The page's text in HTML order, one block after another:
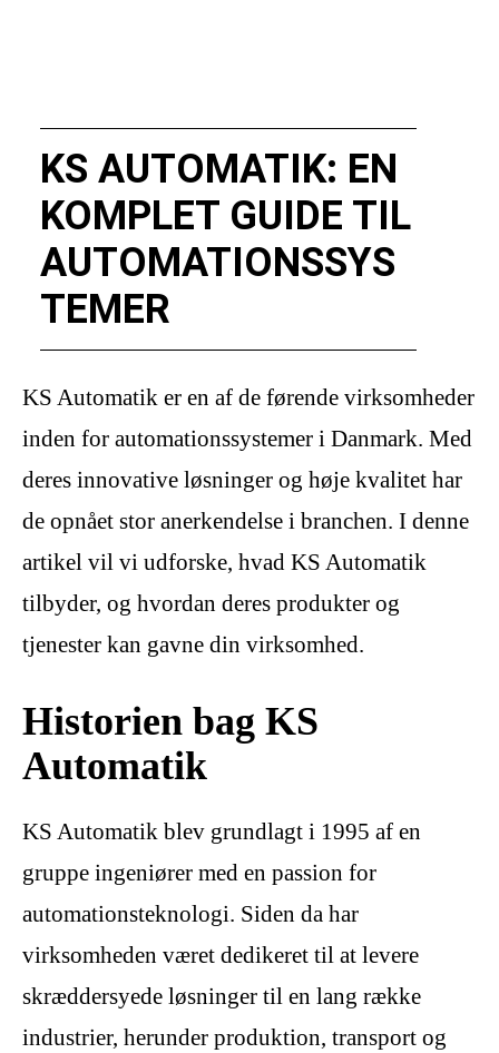
KS AUTOMATIK: EN
KOMPLET GUIDE TIL
AUTOMATIONSSYS
TEMER
KS Automatik er en af de førende virksomheder
inden for automationssystemer i Danmark. Med
deres innovative løsninger og høje kvalitet har
de opnået stor anerkendelse i branchen. I denne
artikel vil vi udforske, hvad KS Automatik
tilbyder, og hvordan deres produkter og
tjenester kan gavne din virksomhed.
Historien bag KS
Automatik
KS Automatik blev grundlagt i 1995 af en
gruppe ingeniører med en passion for
automationsteknologi. Siden da har
virksomheden været dedikeret til at levere
skræddersyede løsninger til en lang række
industrier, herunder produktion, transport og